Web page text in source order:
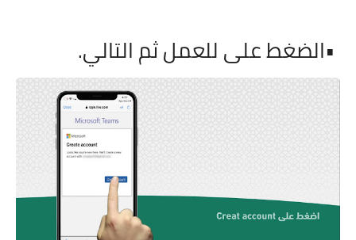
•الضغط على للعمل ثم التالي.